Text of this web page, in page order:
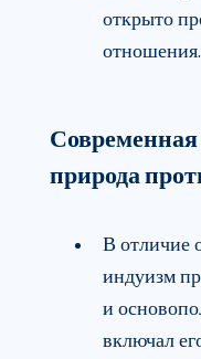
открыто
отношения.
Современная
природа
В отличие
индуизм
и
включал